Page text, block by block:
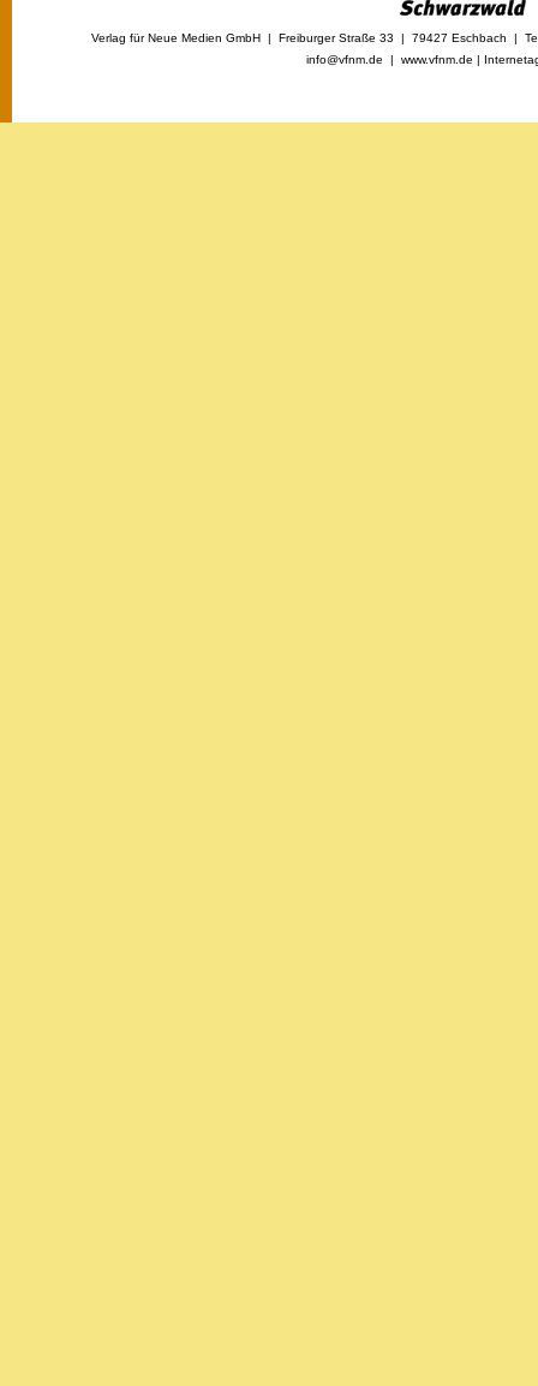
Verlag für Neue Medien GmbH | Freiburger Straße 33 | 79427 Eschbach |
info@vfnm.de | www.vfnm.de |